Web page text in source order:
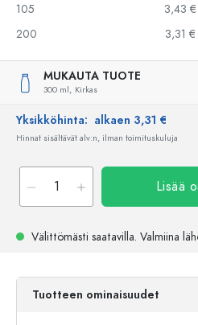
105
3,43 €
200
3,31 €
MUKAUTA TUOTE
300 ml, Kirkas
Yksikköhinta: alkaen 3,31 €
Hinnat sisältävät alv:n, ilman toimituskuluja
Lisää
Välittömästi saatavilla. Valmiina
Tuotteen ominaisuudet